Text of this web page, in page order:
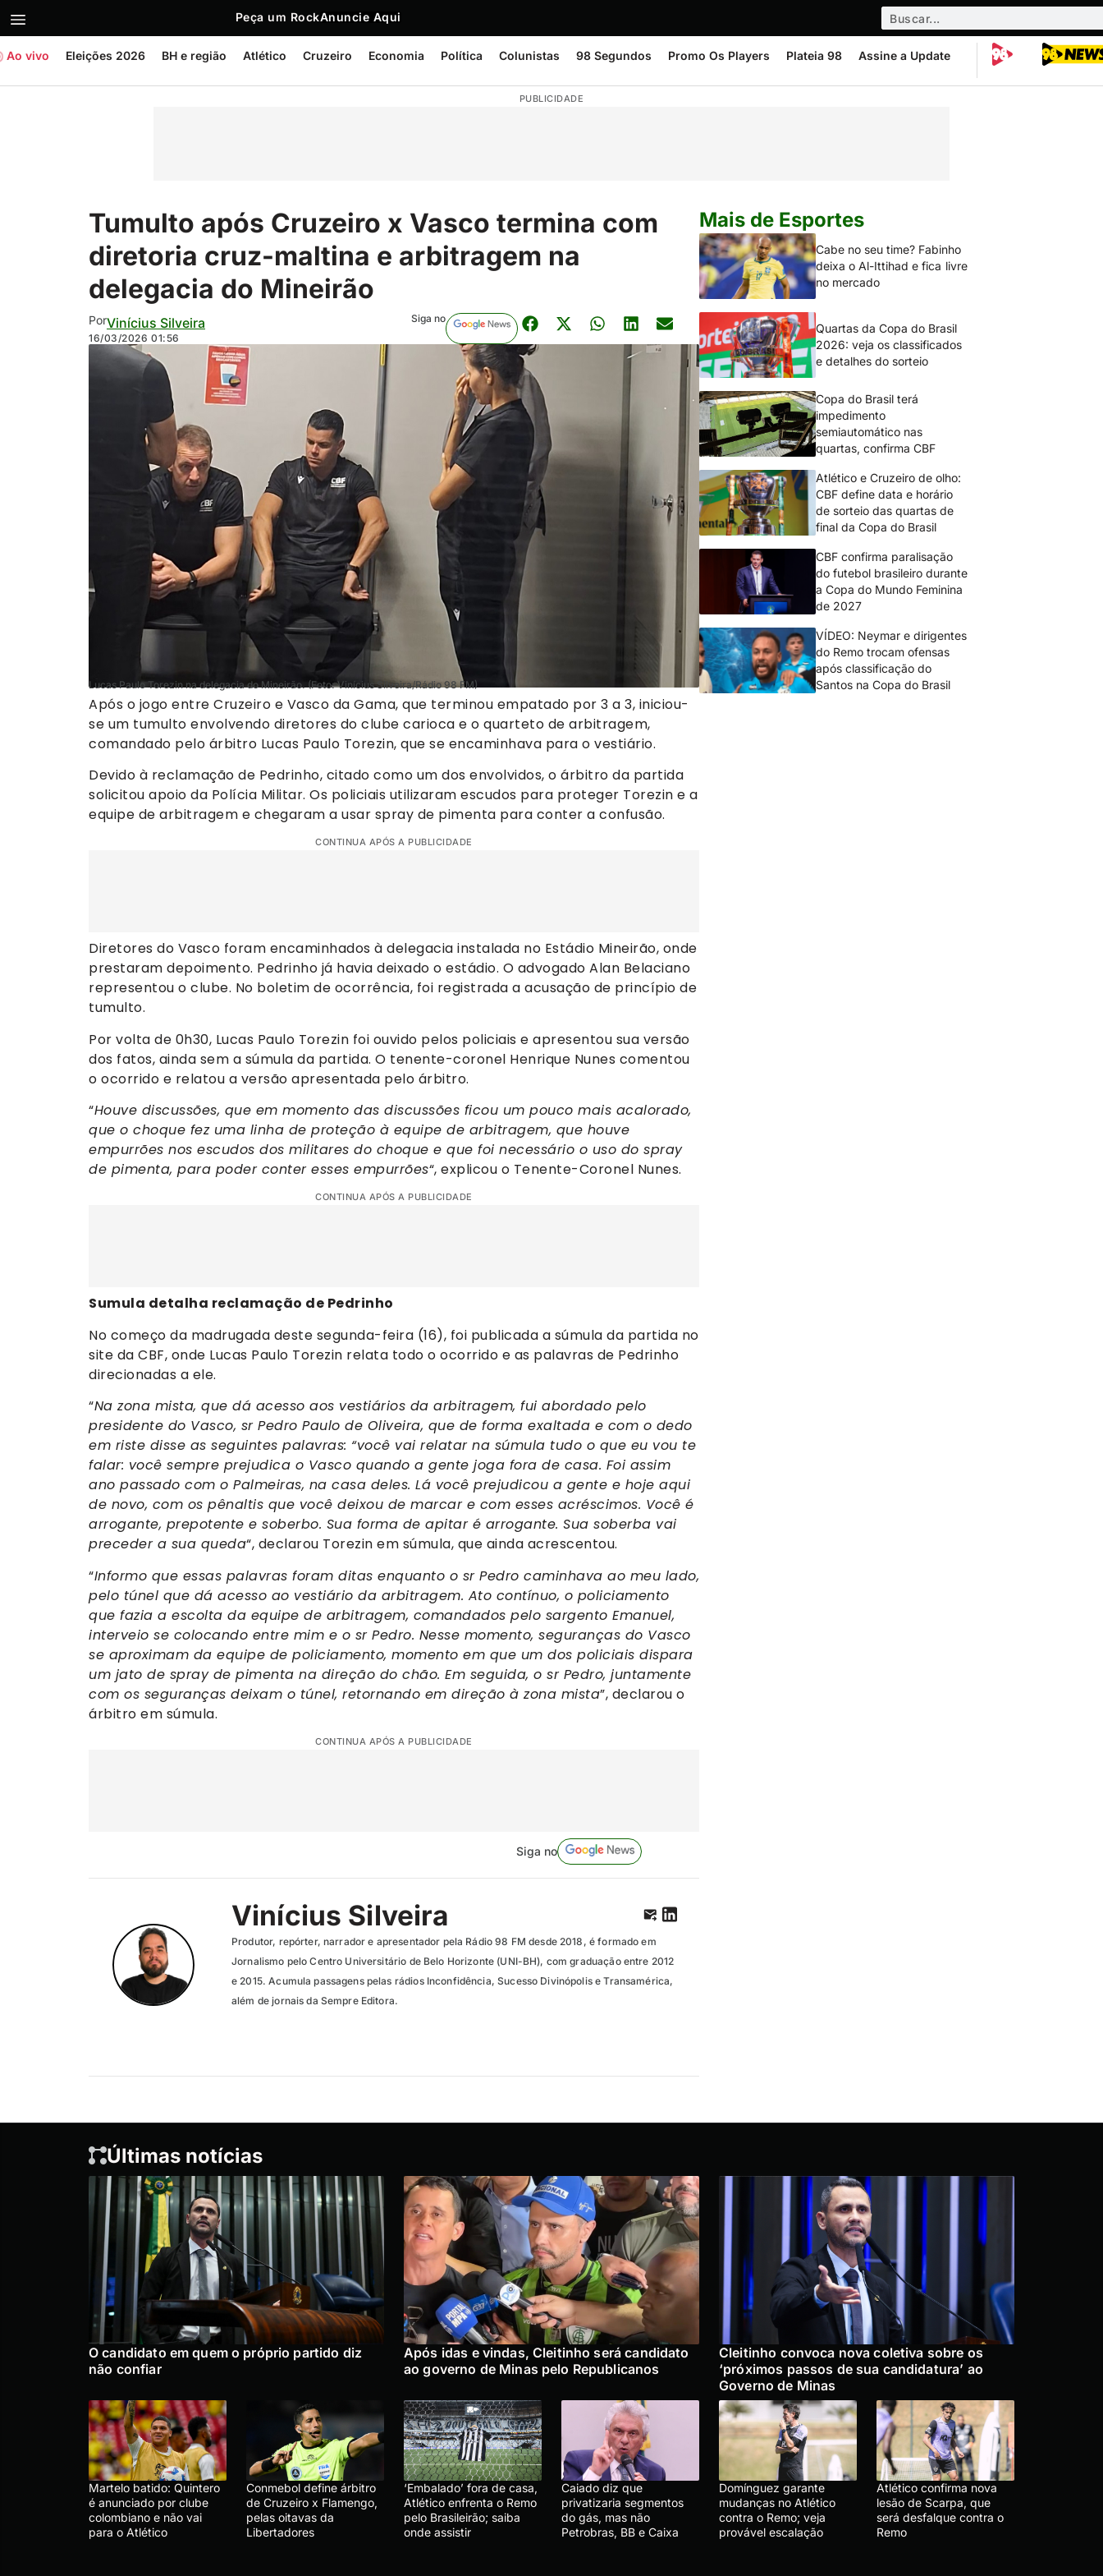
Peça um RockAnuncie Aqui
Ao vivo Eleições 2026 BH e região Atlético Cruzeiro Economia Política Colunistas 98 Segundos Promo Os Players Plateia 98 Assine a Update
PUBLICIDADE
Tumulto após Cruzeiro x Vasco termina com
diretoria cruz-maltina e arbitragem na
delegacia do Mineirão
PorVinícius Silveira
16/03/2026 01:56
Siga no
Lucas Paulo Torezin na delegacia do Mineirão. (Foto: Vinícius Silveira/Rádio 98 FM)
Após o jogo entre Cruzeiro e Vasco da Gama, que terminou empatado por 3 a 3, iniciou-
se um tumulto envolvendo diretores do clube carioca e o quarteto de arbitragem,
comandado pelo árbitro Lucas Paulo Torezin, que se encaminhava para o vestiário.
Devido à reclamação de Pedrinho, citado como um dos envolvidos, o árbitro da partida
solicitou apoio da Polícia Militar. Os policiais utilizaram escudos para proteger Torezin e a
equipe de arbitragem e chegaram a usar spray de pimenta para conter a confusão.
CONTINUA APÓS A PUBLICIDADE
Diretores do Vasco foram encaminhados à delegacia instalada no Estádio Mineirão, onde
prestaram depoimento. Pedrinho já havia deixado o estádio. O advogado Alan Belaciano
representou o clube. No boletim de ocorrência, foi registrada a acusação de princípio de
tumulto.
Por volta de 0h30, Lucas Paulo Torezin foi ouvido pelos policiais e apresentou sua versão
dos fatos, ainda sem a súmula da partida. O tenente-coronel Henrique Nunes comentou
o ocorrido e relatou a versão apresentada pelo árbitro.
“Houve discussões, que em momento das discussões ficou um pouco mais acalorado,
que o choque fez uma linha de proteção à equipe de arbitragem, que houve
empurrões nos escudos dos militares do choque e que foi necessário o uso do spray
de pimenta, para poder conter esses empurrões“, explicou o Tenente-Coronel Nunes.
CONTINUA APÓS A PUBLICIDADE
Sumula detalha reclamação de Pedrinho
No começo da madrugada deste segunda-feira (16), foi publicada a súmula da partida no
site da CBF, onde Lucas Paulo Torezin relata todo o ocorrido e as palavras de Pedrinho
direcionadas a ele.
“Na zona mista, que dá acesso aos vestiários da arbitragem, fui abordado pelo
presidente do Vasco, sr Pedro Paulo de Oliveira, que de forma exaltada e com o dedo
em riste disse as seguintes palavras: “você vai relatar na súmula tudo o que eu vou te
falar: você sempre prejudica o Vasco quando a gente joga fora de casa. Foi assim
ano passado com o Palmeiras, na casa deles. Lá você prejudicou a gente e hoje aqui
de novo, com os pênaltis que você deixou de marcar e com esses acréscimos. Você é
arrogante, prepotente e soberbo. Sua forma de apitar é arrogante. Sua soberba vai
preceder a sua queda“, declarou Torezin em súmula, que ainda acrescentou.
“Informo que essas palavras foram ditas enquanto o sr Pedro caminhava ao meu lado,
pelo túnel que dá acesso ao vestiário da arbitragem. Ato contínuo, o policiamento
que fazia a escolta da equipe de arbitragem, comandados pelo sargento Emanuel,
interveio se colocando entre mim e o sr Pedro. Nesse momento, seguranças do Vasco
se aproximam da equipe de policiamento, momento em que um dos policiais dispara
um jato de spray de pimenta na direção do chão. Em seguida, o sr Pedro, juntamente
com os seguranças deixam o túnel, retornando em direção à zona mista”, declarou o
árbitro em súmula.
CONTINUA APÓS A PUBLICIDADE
Siga no
Vinícius Silveira
Produtor, repórter, narrador e apresentador pela Rádio 98 FM desde 2018, é formado em
Jornalismo pelo Centro Universitário de Belo Horizonte (UNI-BH), com graduação entre 2012
e 2015. Acumula passagens pelas rádios Inconfidência, Sucesso Divinópolis e Transamérica,
além de jornais da Sempre Editora.
Mais de Esportes
Cabe no seu time? Fabinho
deixa o Al-Ittihad e fica livre
no mercado
Quartas da Copa do Brasil
2026: veja os classificados
e detalhes do sorteio
Copa do Brasil terá
impedimento
semiautomático nas
quartas, confirma CBF
Atlético e Cruzeiro de olho:
CBF define data e horário
de sorteio das quartas de
final da Copa do Brasil
CBF confirma paralisação
do futebol brasileiro durante
a Copa do Mundo Feminina
de 2027
VÍDEO: Neymar e dirigentes
do Remo trocam ofensas
após classificação do
Santos na Copa do Brasil
Últimas notícias
O candidato em quem o próprio partido diz
não confiar
Após idas e vindas, Cleitinho será candidato
ao governo de Minas pelo Republicanos
Cleitinho convoca nova coletiva sobre os
‘próximos passos de sua candidatura’ ao
Governo de Minas
Martelo batido: Quintero
é anunciado por clube
colombiano e não vai
para o Atlético
Conmebol define árbitro
de Cruzeiro x Flamengo,
pelas oitavas da
Libertadores
‘Embalado’ fora de casa,
Atlético enfrenta o Remo
pelo Brasileirão; saiba
onde assistir
Caiado diz que
privatizaria segmentos
do gás, mas não
Petrobras, BB e Caixa
Domínguez garante
mudanças no Atlético
contra o Remo; veja
provável escalação
Atlético confirma nova
lesão de Scarpa, que
será desfalque contra o
Remo